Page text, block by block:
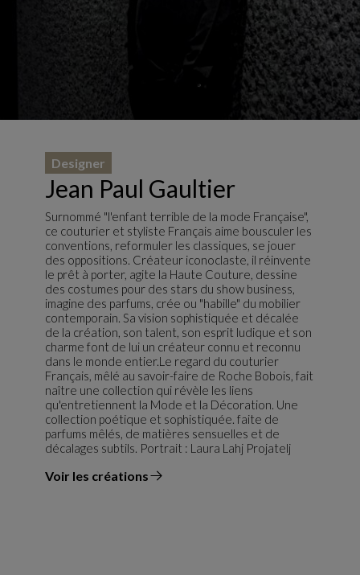
Jean Paul Gaultier
Designer
Surnommé "l'enfant terrible de la mode Française",
ce couturier et styliste Français aime bousculer les
conventions, reformuler les classiques, se jouer
des oppositions. Créateur iconoclaste, il réinvente
le prêt à porter, agite la Haute Couture, dessine
des costumes pour des stars du show business,
imagine des parfums, crée ou "habille" du mobilier
contemporain. Sa vision sophistiquée et décalée
de la création, son talent, son esprit ludique et son
charme font de lui un créateur connu et reconnu
dans le monde entier.Le regard du couturier
Français, mêlé au savoir-faire de Roche Bobois, fait
naître une collection qui révèle les liens
qu'entretiennent la Mode et la Décoration. Une
collection poétique et sophistiquée. faite de
parfums mêlés, de matières sensuelles et de
décalages subtils. Portrait : Laura Lahj Projatelj
Voir les créations
du designer